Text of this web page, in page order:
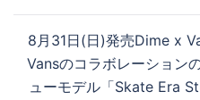
8月31日(日)発売Dime x
Vansのコラボレーション
ューモデル「Skate Era